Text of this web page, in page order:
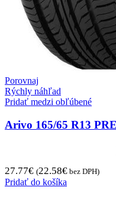
Porovnaj
Rýchly náhľad
Pridať medzi obľúbené
Arivo 165/65 R13
27.77€ (22.58€ bez DPH)
Pridať do košíka